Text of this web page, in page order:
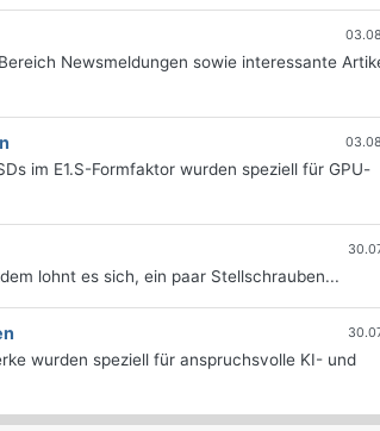
Newsmeldungen sowie interessante
im E1.S-Formfaktor wurden speziell für GPU-
lohnt es sich, ein paar Stellschrauben...
wurden speziell für anspruchsvolle KI- und